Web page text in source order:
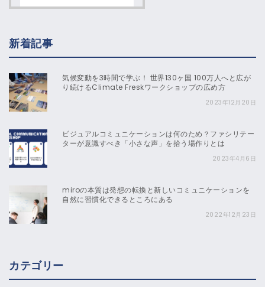
新着記事
気候変動を3時間で学ぶ！ 世界130ヶ国 100万人へと広が
り続けるClimate Freskワークショップの広め方
2023年12月20日
ビジュアルコミュニケーションは何のため？ファシリテー
ターが意識すべき「小さな声」を拾う場作りとは
2023年4月6日
miroの本質は発想の転換と新しいコミュニケーションを
自然に習慣化できるところにある
2022年12月23日
カテゴリー